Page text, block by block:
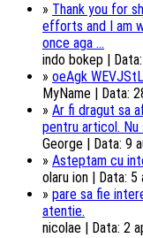
» Thank you for
efforts and I am
once aga ...
indo bokep |
» oeAgk
MyName | Data:
» Ar fi dragut sa
pentru articol.
George | Data: 9
» Asteptam cu
olaru ion | Data: 5
» pare sa fie
atentie.
nicolae | Data: 2